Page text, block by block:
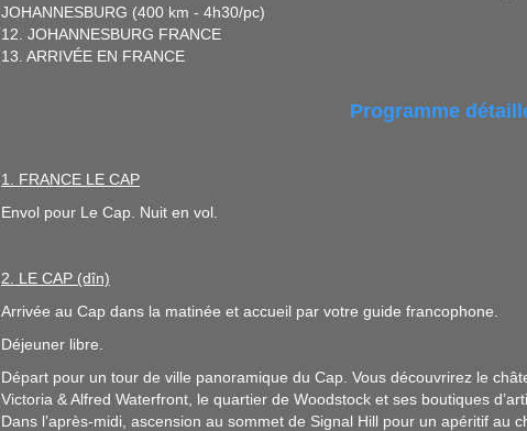
JOHANNESBURG (400 km - 4h30/pc)
12. JOHANNESBURG FRANCE
13. ARRIVÉE EN FRANCE
Programme
1. FRANCE LE CAP
Envol pour Le Cap. Nuit en vol.
2. LE CAP (dîn)
Arrivée au Cap dans la matinée et accueil par votre guide francophone.
Déjeuner libre.
Départ pour un tour de ville panoramique du Cap. Vous découvrirez le
Victoria & Alfred Waterfront, le quartier de Woodstock et ses boutiques
Dans l’après-midi, ascension au sommet de Signal Hill pour un apéritif au